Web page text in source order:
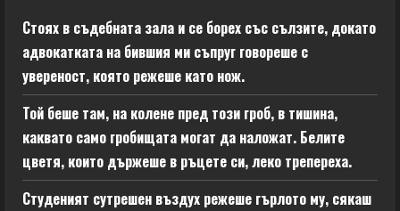
Стоях в съдебната зала и се борех със сълзите, докато
адвокатката на бившия ми съпруг говореше с
увереност, която режеше като нож.
Той беше там, на колене пред този гроб, в тишина,
каквато само гробищата могат да наложат. Белите
цветя, които държеше в ръцете си, леко трепереха.
Студеният сутрешен въздух режеше гърлото му, сякаш